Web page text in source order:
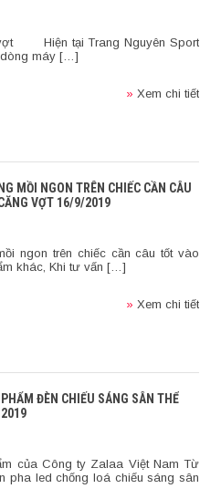
Hiện tại Trang Nguyên Sport
máy […]
» Xem chi tiết
MỒI NGON TRÊN CHIẾC CẦN CÂU
VỢT 16/9/2019
ngon trên chiếc cần câu tốt vào
khác, Khi tư vấn […]
» Xem chi tiết
ĐÈN CHIẾU SÁNG SÂN THỂ
của Công ty Zalaa Việt Nam Từ
pha led chống loá chiếu sáng sân